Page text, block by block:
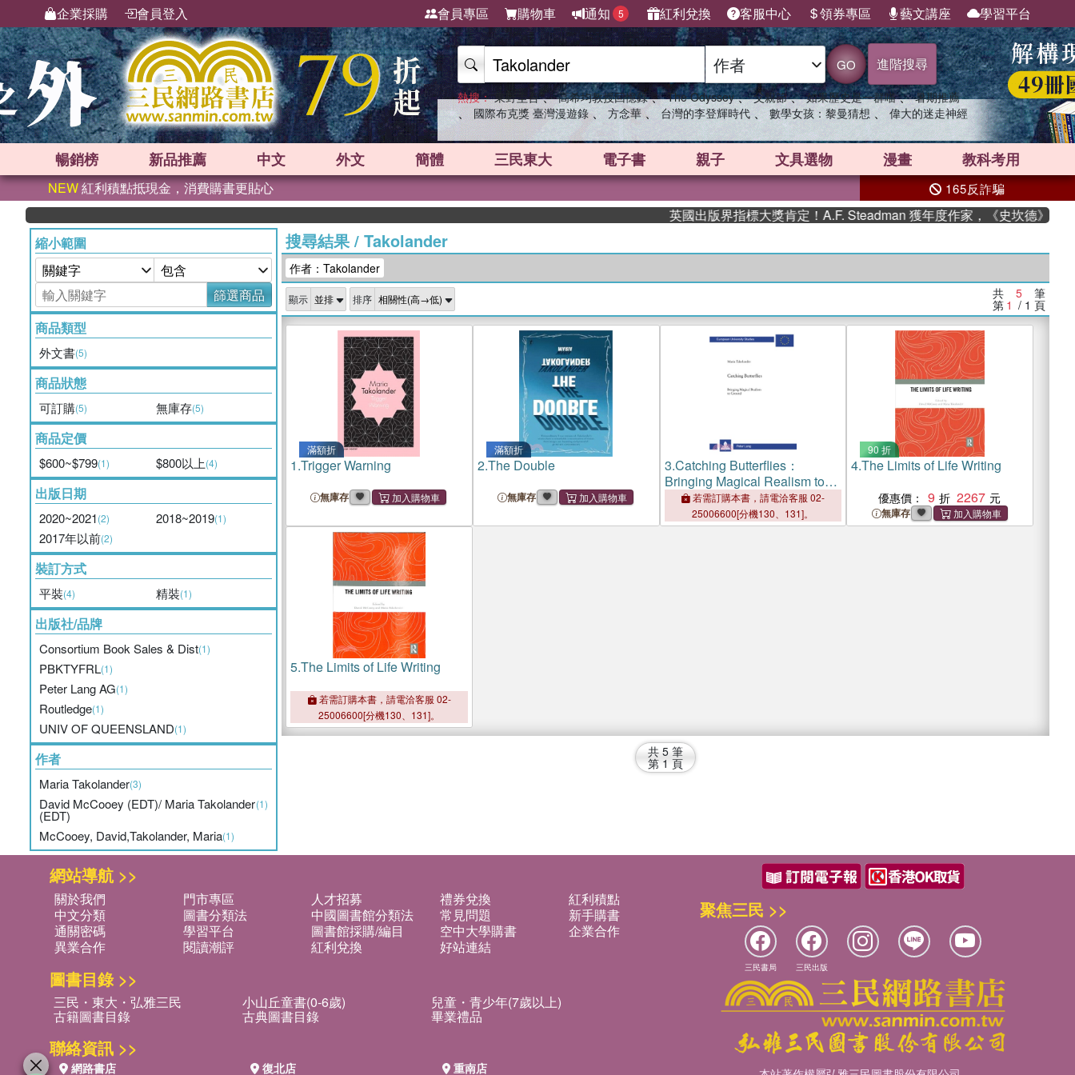
企業採購 會員登入 會員專區 購物車 通知 5 紅利兌換 客服中心 領券專區 藝文講座 學習平台
GO 進階搜尋
熱搜： 東野圭吾 、 高希均教授回憶錄 、 The Odyssey 、 父親節 、 如果歷史是一群喵 、 暑期推薦
、 國際布克獎 臺灣漫遊錄 、 方念華 、 台灣的李登輝時代 、 數學女孩：黎曼猜想 、 偉大的迷走神經
暢銷榜 新品推薦 中文 外文 簡體 三民東大 電子書 親子 文具選物 漫畫 教科考用
NEW紅利積點抵現金，消費購書更貼心 165反詐騙
英國出版界指標大獎肯定！A.F. Steadman 獲年度作家，《史坎德》系列帶
縮小範圍
篩選商品
商品類型
外文書(5)
商品狀態
可訂購(5) 無庫存(5)
商品定價
$600~$799(1) $800以上(4)
出版日期
2020~2021(2) 2018~2019(1)
2017年以前(2)
裝訂方式
平裝(4) 精裝(1)
出版社/品牌
Consortium Book Sales & Dist(1)
PBKTYFRL(1)
Peter Lang AG(1)
Routledge(1)
UNIV OF QUEENSLAND(1)
作者
Maria Takolander(3)
David McCooey (EDT)/ Maria Takolander
(EDT)
(1)
McCooey, David,Takolander, Maria(1)
搜尋結果/ Takolander
作者：Takolander
顯示 排序 共 5 筆
第 1 / 1 頁
滿額折
1.Trigger Warning
無庫存
滿額折
2.The Double
無庫存
3.Catching Butterflies：
Bringing Magical Realism to
Ground若需訂購本書，請電洽客服 02-
25006600[分機130、131]。
90 折
4.The Limits of Life Writing
優惠價： 9 2267
無庫存
5.The Limits of Life Writing
若需訂購本書，請電洽客服 02-
25006600[分機130、131]。
共 5 筆
第 1 頁
網站導航 >>
關於我們 門市專區 人才招募 禮券兌換
紅利積點
中文分類
圖書分類法 中國圖書館分類法 常見問題
新手購書
通關密碼
學習平台 圖書館採購/編目 空中大學購書
企業合作
異業合作
閱讀潮評 紅利兌換 好站連結
圖書目錄 >>
三民・東大・弘雅三民 小山丘童書(0-6歲) 兒童・青少年(7歲以上)
古籍圖書目錄 古典圖書目錄 畢業禮品
聯絡資訊 >>
網路書店 復北店 重南店
聚焦三民 >>
三民書局 三民出版